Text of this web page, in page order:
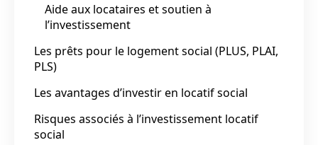
Aide aux locataires et soutien à
l’investissement
Les prêts pour le logement social (PLUS, PLAI,
PLS)
Les avantages d’investir en locatif social
Risques associés à l’investissement locatif
social